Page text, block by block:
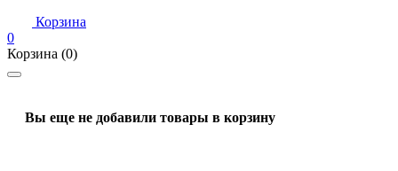
Корзина
0
Корзина (0)
Вы еще не добавили товары в корзину